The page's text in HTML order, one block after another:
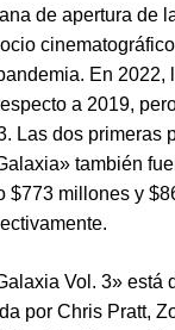
de apertura de
En 2022,
a 2019,
Las dos primeras
también
$773 millones y
Vol. 3» está
por Chris Pratt,